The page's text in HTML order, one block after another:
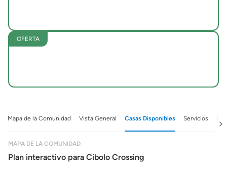
OFERTA
Mapa de la Comunidad Vista General Casas Disponibles Servicios
MAPA DE LA COMUNIDAD
Plan interactivo para Cibolo Crossing